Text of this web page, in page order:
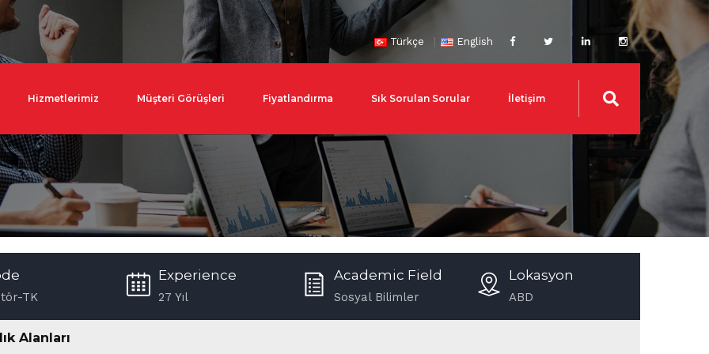
Türkçe English
Hizmetlerimiz Müşteri Görüşleri Fiyatlandırma Sık Sorulan Sorular İletişim
TK
Experience
27 Yıl
Academic Field
Sosyal Bilimler
Lokasyon
ABD
Alanları